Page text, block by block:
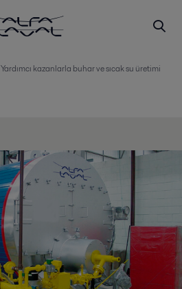
Yardımcı kazanlarla buhar ve sıcak su üretimi